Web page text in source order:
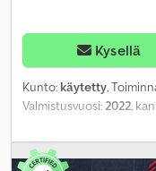
Kysellä
Kunto: käytetty,
Valmistusvuosi: 2022 ,
kokonaispaino:18 000
2 300 mm,